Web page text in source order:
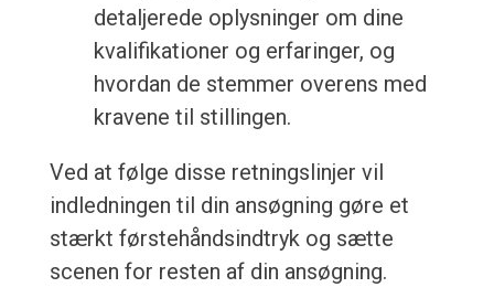
detaljerede oplysninger om dine
kvalifikationer og erfaringer, og
hvordan de stemmer overens med
kravene til stillingen.
Ved at følge disse retningslinjer vil
indledningen til din ansøgning gøre et
stærkt førstehåndsindtryk og sætte
scenen for resten af din ansøgning.